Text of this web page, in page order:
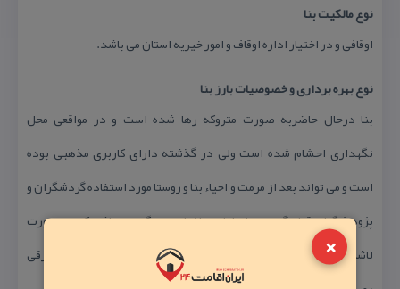
×
نوع مالكیت بنا
اوقافی و در اختیار اداره اوقاف و امور خیریه استان می باشد.
نوع بهره برداری و خصوصیات بارز بنا
بنا درحال حاضربه صورت متروكه رها شده است و در مواقعی محل
نگهداری احشام شده است ولی در گذشته دارای كاربری مذهبی بوده
است و می تواند بعد از مرمت و احیاء بنا و روستا مورد استفاده گردشگران و
پژوهشگران قرار گیرد – بنا دارای ساختاری سنگی می باشد كه به صورت
لاشه دیوار چینی شده است بنا دارای گنبد سنگی است و در حاشیه شرقی